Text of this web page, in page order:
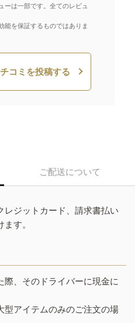
ーは一部です。全てのレビュ
能を保証するものではありま
コミを投稿する
ご配送について
レジットカード、請求書払い
す。
、そのドライバーに現金に
型アイテムのみのご注文の場